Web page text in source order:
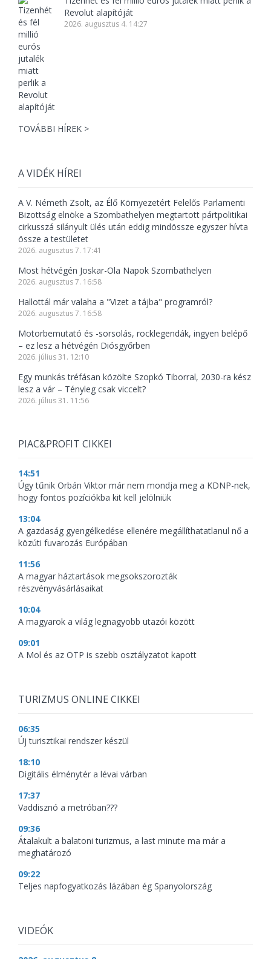
Revolut alapítóját
2026. augusztus 4. 14:27
TOVÁBBI HÍREK >
A VIDÉK HÍREI
A V. Németh Zsolt, az Élő Környezetért Felelős Parlamenti
Bizottság elnöke a Szombathelyen megtartott pártpolitikai
cirkusszá silányult ülés után eddig mindössze egyszer hívta
össze a testületet
2026. augusztus 7. 17:41
Most hétvégén Joskar-Ola Napok Szombathelyen
2026. augusztus 7. 16:58
Hallottál már valaha a "Vizet a tájba" programról?
2026. augusztus 7. 16:58
Motorbemutató és -sorsolás, rocklegendák, ingyen belépő
– ez lesz a hétvégén Diósgyőrben
2026. július 31. 12:10
Egy munkás tréfásan közölte Szopkó Tiborral, 2030-ra kész
lesz a vár – Tényleg csak viccelt?
2026. július 31. 11:56
PIAC&PROFIT CIKKEI
14:51
Úgy tűnik Orbán Viktor már nem mondja meg a KDNP-nek,
hogy fontos pozíciókba kit kell jelölniük
13:04
A gazdaság gyengélkedése ellenére megállíthatatlanul nő a
közúti fuvarozás Európában
11:56
A magyar háztartások megsokszorozták
részvényvásárlásaikat
10:04
A magyarok a világ legnagyobb utazói között
09:01
A Mol és az OTP is szebb osztályzatot kapott
TURIZMUS ONLINE CIKKEI
06:35
Új turisztikai rendszer készül
18:10
Digitális élménytér a lévai várban
17:37
Vaddisznó a metróban???
09:36
Átalakult a balatoni turizmus, a last minute ma már a
meghatározó
09:22
Teljes napfogyatkozás lázában ég Spanyolország
VIDEÓK